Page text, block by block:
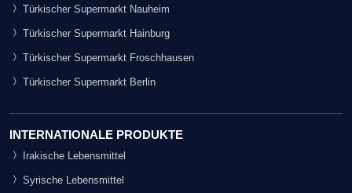
Türkischer Supermarkt Nauheim
Türkischer Supermarkt Hainburg
Türkischer Supermarkt Froschhausen
Türkischer Supermarkt Berlin
INTERNATIONALE PRODUKTE
Irakische Lebensmittel
Syrische Lebensmittel